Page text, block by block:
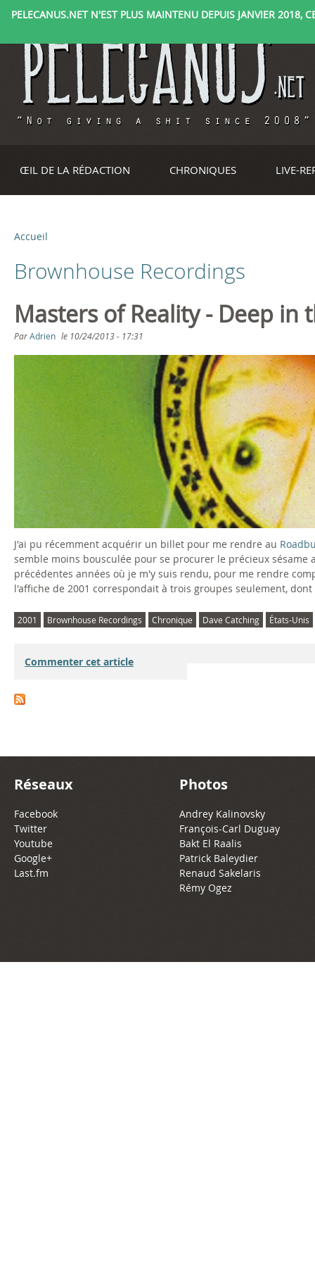
PELECANUS.NET N'EST PLUS MAINTENU DEPUIS JANVIER 2018,
ŒIL DE LA RÉDACTION CHRONIQUES LIVE-
V
o
u
s
ê
c
i
Accueil
Brownhouse Recordings
Masters of Reality - Deep in
ParAdrien le 10/24/2013 - 17:31
J'ai pu récemment acquérir un billet pour me rendre au
semble moins bousculée pour se procurer le précieux
précédentes années où je m'y suis rendu, pour me rendre
l'affiche de 2001 correspondait à trois groupes seulement, dont
2001 Brownhouse Recordings Chronique Dave Catching États-Unis
Commenter cet article
Réseaux
Facebook
Twitter
Youtube
Google+
Last.fm
Photos
Andrey Kalinovsky
François-Carl Duguay
Bakt El Raalis
Patrick Baleydier
Renaud Sakelaris
Rémy Ogez